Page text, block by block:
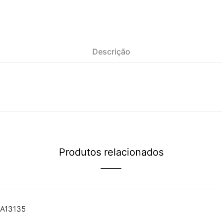
Descrição
Produtos relacionados